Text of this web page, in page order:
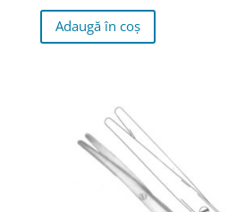
Adaugă în coș